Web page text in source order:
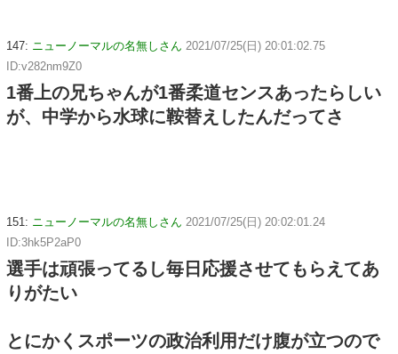
147: ニューノーマルの名無しさん 2021/07/25(日) 20:01:02.75
ID:v282nm9Z0
1番上の兄ちゃんが1番柔道センスあったらしい
が、中学から水球に鞍替えしたんだってさ
151: ニューノーマルの名無しさん 2021/07/25(日) 20:02:01.24
ID:3hk5P2aP0
選手は頑張ってるし毎日応援させてもらえてあ
りがたい
とにかくスポーツの政治利用だけ腹が立つので